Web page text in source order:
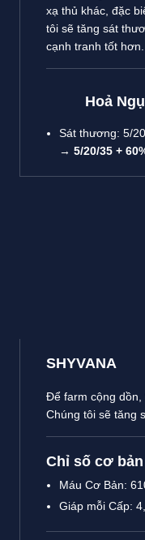
xạ thủ khác, đặc
tôi sẽ tăng sát
cạnh tranh tốt hơn.
Hoả
Sát thương: 5/
→ 5/20/35 +
SHYVANA
Để farm cộng dồn,
Chúng tôi sẽ tăng
Chỉ số cơ bản
Máu Cơ Bản:
Giáp mỗi Cấp: